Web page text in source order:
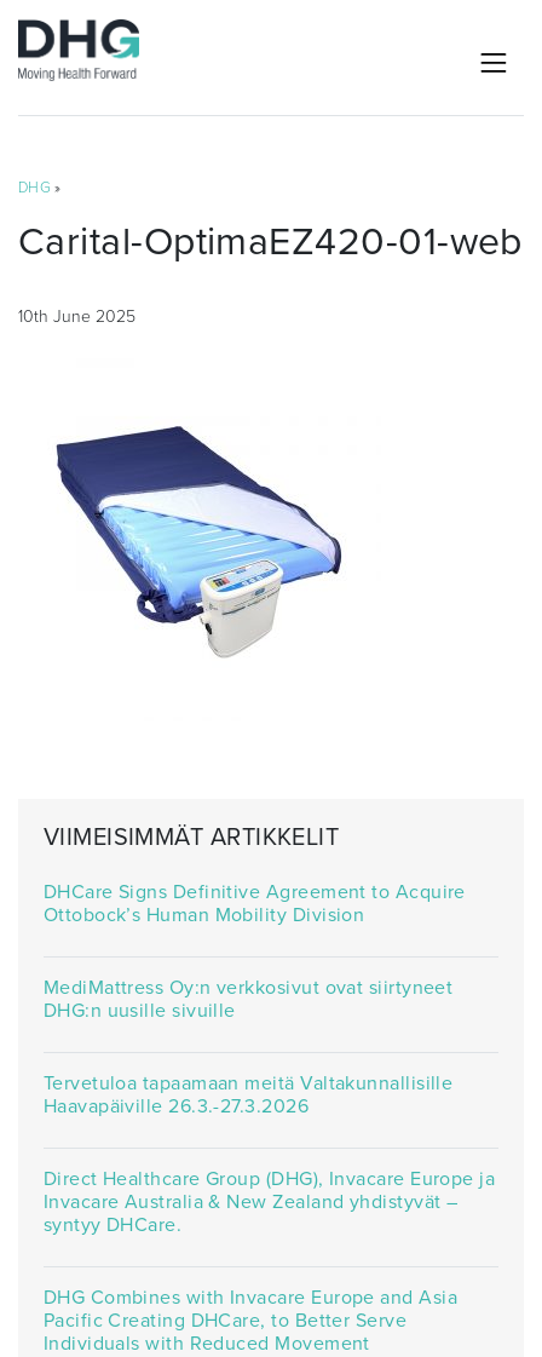
DHG »
Carital-OptimaEZ420-01-web
10th June 2025
VIIMEISIMMÄT ARTIKKELIT
DHCare Signs Definitive Agreement to Acquire
Ottobock’s Human Mobility Division
MediMattress Oy:n verkkosivut ovat siirtyneet
DHG:n uusille sivuille
Tervetuloa tapaamaan meitä Valtakunnallisille
Haavapäiville 26.3.-27.3.2026
Direct Healthcare Group (DHG), Invacare Europe ja
Invacare Australia & New Zealand yhdistyvät –
syntyy DHCare.
DHG Combines with Invacare Europe and Asia
Pacific Creating DHCare, to Better Serve
Individuals with Reduced Movement